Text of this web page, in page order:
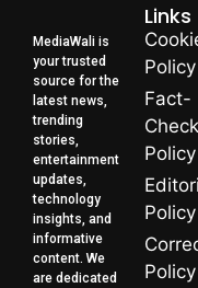
MediaWali is
your trusted
source for the
latest news,
trending
stories,
entertainment
updates,
technology
insights, and
informative
content. We
are dedicated
Links
Policy
Fact-
Policy
Policy
Policy